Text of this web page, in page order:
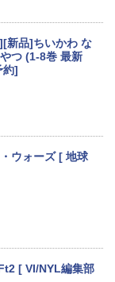
256GB｜WE
証 USB-C 純正
ス サーフェイス
【新生活応援・
】【WEBカメ
A5510/
: 8GB/16GB/32G
1TB/Wi-fi/Blueto
プレイ
ン】
8GB SSD256G
64bit WPSOff
ン デスクトップ
レイ） 221S9A/
ー：あり/5年間
ス】 液晶モニタ
ジャパンネク
レイ 液晶 液晶デ
新品]ちいかわ な
つ (1-8巻 最新
約]
ウォーズ [ 地球
[ VI/NYL編集部